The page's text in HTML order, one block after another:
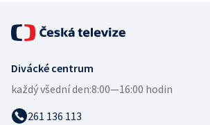
Divácké centrum
každý všední den:8:00—16:00 hodin
261 136 113